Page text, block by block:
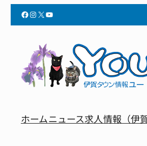
Facebook InstagramX YouTube
ホームニュース求人情報（伊